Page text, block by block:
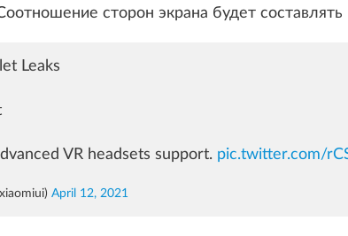
сторон экрана будет составлять
Leaks
VR headsets support. pic.twitter.com/
April 12, 2021